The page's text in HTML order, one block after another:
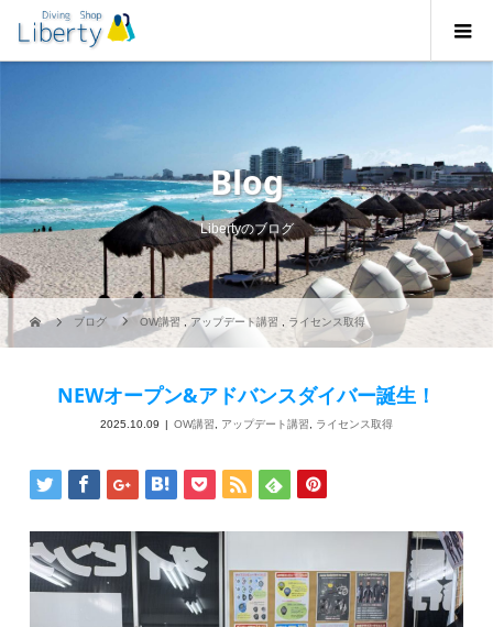
Blog
Libertyのブログ
ブログ OW講習 , アップデート講習 ライセンス取得
NEWオープン&アドバンスダイバー誕生！
2025.10.09 OW講習 アップデート講習 ライセンス取得